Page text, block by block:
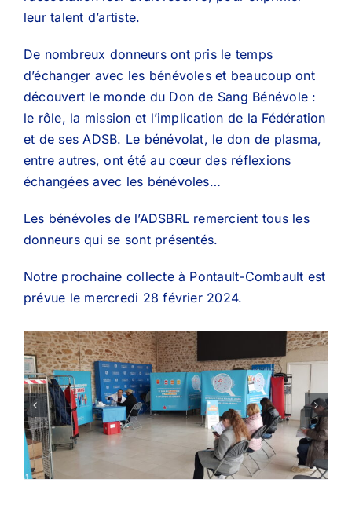
leur talent d’artiste.
De nombreux donneurs ont pris le temps
d’échanger avec les bénévoles et beaucoup ont
découvert le monde du Don de Sang Bénévole :
le rôle, la mission et l’implication de la Fédération
et de ses ADSB. Le bénévolat, le don de plasma,
entre autres, ont été au cœur des réflexions
échangées avec les bénévoles…
Les bénévoles de l’ADSBRL remercient tous les
donneurs qui se sont présentés.
Notre prochaine collecte à Pontault-Combault est
prévue le mercredi 28 février 2024.